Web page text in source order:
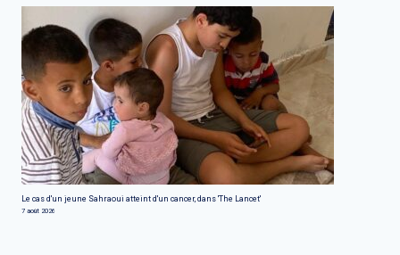
Le cas d'un jeune Sahraoui atteint d'un cancer, dans 'The Lancet'
7 août 2026